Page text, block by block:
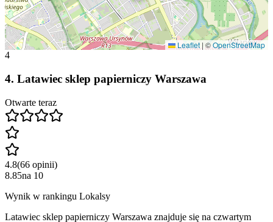
Leaflet | ©OpenStreetMap
4
4. Latawiec sklep papierniczy Warszawa
Otwarte teraz
4.8(66 opinii)
8.85na 10
Wynik w rankingu Lokalsy
Latawiec sklep papierniczy Warszawa znajduje się na czwartym